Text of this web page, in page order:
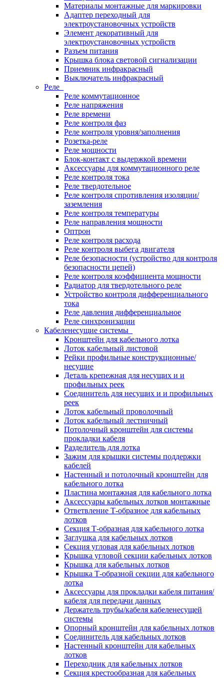
Материалы монтажные для маркировки
Адаптер переходный для
электроустановочных устройств
Элемент декоративный для
электроустановочных устройств
Разъем питания
Крышка блока световой сигнализации
Приемник инфракрасный
Выключатель инфракрасный
Реле
Реле коммутационное
Реле напряжения
Реле времени
Реле контроля фаз
Реле контроля уровня/заполнения
Розетка-реле
Реле мощности
Блок-контакт с выдержкой времени
Аксессуары для коммутационного реле
Реле контроля тока
Реле твердотельное
Реле контроля спротивления изоляции/
заземления
Реле контроля температуры
Реле направления мощности
Оптрон
Реле контроля расхода
Реле контроля выбега двигателя
Реле безопасности (устройство для контроля
безопасности цепей)
Реле контроля коэффициента мощности
Радиатор для твердотельного реле
Устройство контроля дифференциального
тока
Реле давления дифференциальное
Реле синхронизации
Кабеленесущие системы
Кронштейн для кабельного лотка
Лоток кабельный листовой
Рейки профильные конструкционные/
несущие
Деталь крепежная для несущих и и
профильных реек
Соединитель для несущих и и профильных
реек
Лоток кабельный проволочный
Лоток кабельный лестничный
Потолочный кронштейн для системы
прокладки кабеля
Разделитель для лотка
Зажим для крышки системы поддержки
кабелей
Настенный и потолочный кронштейн для
кабельного лотка
Пластина монтажная для кабельного лотка
Аксессуары кабельных лотков монтажные
Ответвление Т-образное для кабельных
лотков
Секция Т-образная для кабельного лотка
Заглушка для кабельных лотков
Секция угловая для кабельных лотков
Крышка угловой секции кабельных лотков
Крышка для кабельных лотков
Крышка Т-образной секции для кабельного
лотка
Аксессуары для прокладки кабеля питания/
кабеля для передачи данных
Держатель трубы/кабеля кабеленесущей
системы
Опорный кронштейн для кабельных лотков
Соединитель для кабельных лотков
Настенный кронштейн для кабельных
лотков
Переходник для кабельных лотков
Секция крестообразная для кабельных